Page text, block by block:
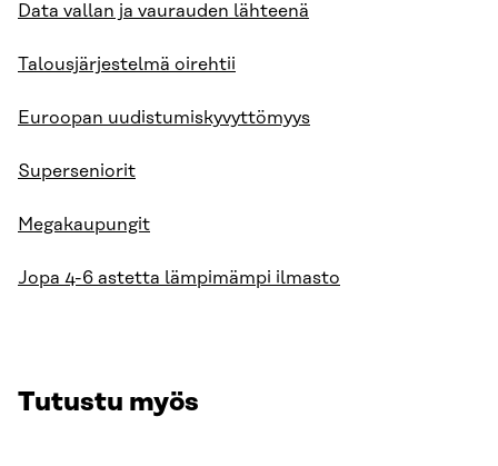
Data vallan ja vaurauden lähteenä
Talousjärjestelmä oirehtii
Euroopan uudistumiskyvyttömyys
Superseniorit
Megakaupungit
Jopa 4-6 astetta lämpimämpi ilmasto
Tutustu myös